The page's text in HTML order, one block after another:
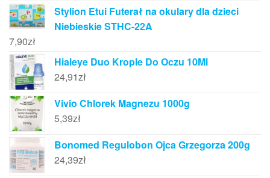
Stylion Etui Futerał na okulary dla dzieci
Niebieskie STHC-22A
7,90zł
Hialeye Duo Krople Do Oczu 10Ml
24,91zł
Vivio Chlorek Magnezu 1000g
5,39zł
Bonomed Regulobon Ojca Grzegorza 200g
24,39zł